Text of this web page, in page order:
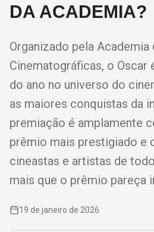
DA ACADEMIA?
Organizado pela
Cinematográficas, o Oscar
do ano no universo do
as maiores conquistas da
premiação é amplamente
prêmio mais prestigiado e
cineastas e artistas de
mais que o prêmio pareça
19 de janeiro de 2026